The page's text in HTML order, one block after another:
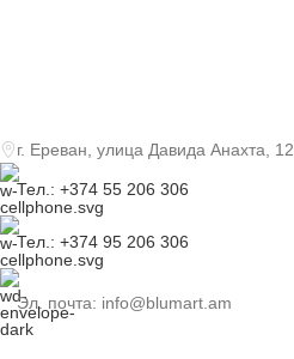
г. Ереван, улица Давида Анахта, 12
Тел.: +374 55 206 306
Тел.: +374 95 206 306
Эл. почта: info@blumart.am